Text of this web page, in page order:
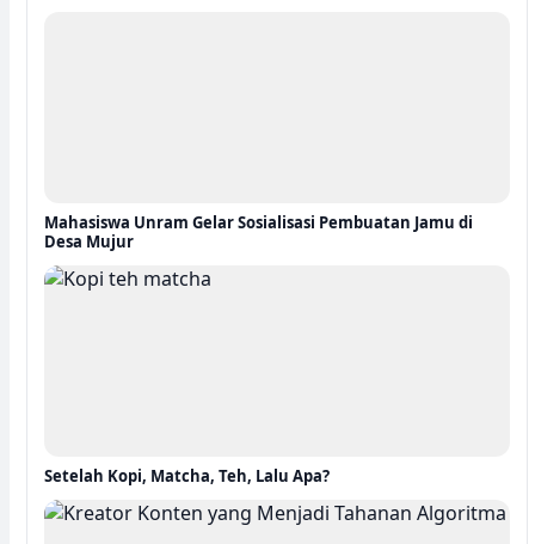
Mahasiswa Unram Gelar Sosialisasi Pembuatan Jamu di
Desa Mujur
Setelah Kopi, Matcha, Teh, Lalu Apa?